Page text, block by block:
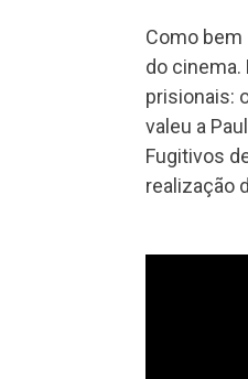
Como bem
do
prisionais:
valeu a
Fugitivos
realização